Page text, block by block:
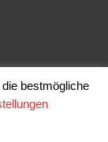
mbH
bestmögliche